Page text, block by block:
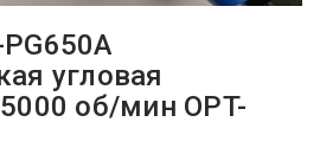
угловая
об/мин OPT-